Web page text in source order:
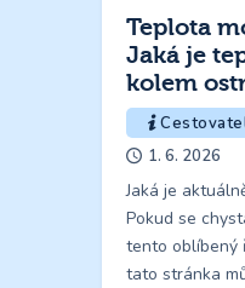
Teplota
Jaká je
kolem
1. 6. 2026
Jaká je
Pokud se
tento oblíbený
tato stránka